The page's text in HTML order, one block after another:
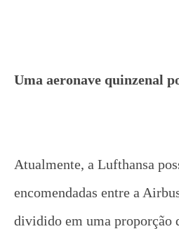
Uma aeronave quinzenal
Atualmente, a Lufthansa
encomendadas entre a
dividido em uma proporção